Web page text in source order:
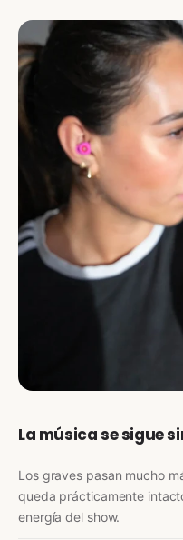
La música se sigue
Los graves pasan mucho
queda prácticamente
energía del show.